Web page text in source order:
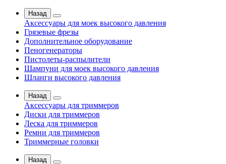
Назад
Аксессуары для моек высокого давления
Грязевые фрезы
Дополнительное оборудование
Пеногенераторы
Пистолеты-распылители
Шампуни для моек высокого давления
Шланги высокого давления
Назад
Аксессуары для триммеров
Диски для триммеров
Леска для триммеров
Ремни для триммеров
Триммерные головки
Назад